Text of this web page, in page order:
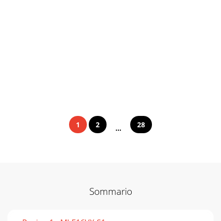
1 2 ... 28
Sommario